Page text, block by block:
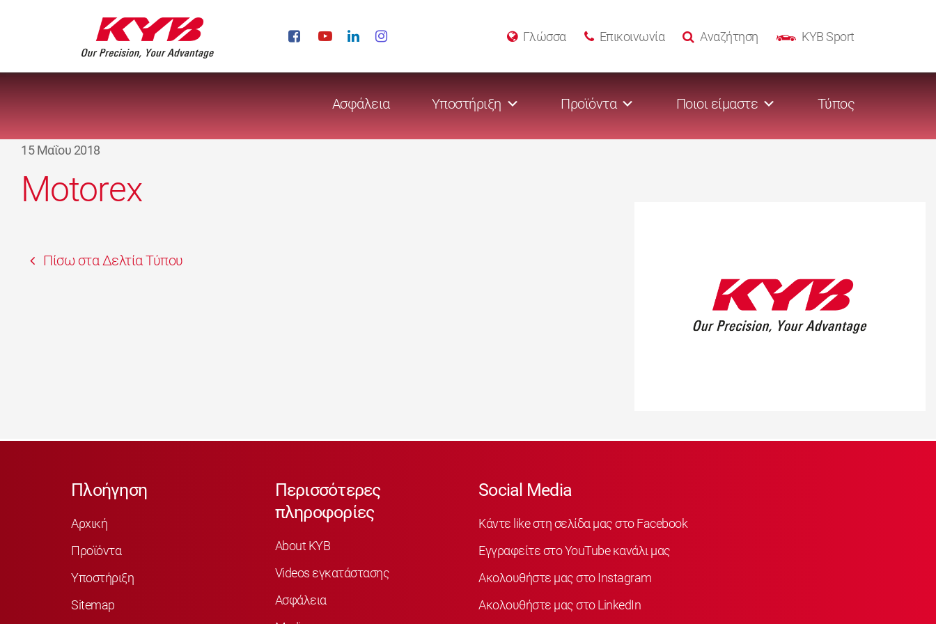
KYB Sport
Αναζήτηση
Επικοινωνία
Γλώσσα
Ασφάλεια Υποστήριξη Προϊόντα Ποιοι είμαστε Τύπος
15 Μαΐου 2018
Motorex
Πίσω στα Δελτία Τύπου
Πλοήγηση
Αρχική
Προϊόντα
Υποστήριξη
Sitemap
Περισσότερες
πληροφορίες
About KYB
Videos εγκατάστασης
Ασφάλεια
Social Media
Κάντε like στη σελίδα μας στο Facebook
Εγγραφείτε στο YouTube κανάλι μας
Ακολουθήστε μας στο Instagram
Ακολουθήστε μας στο LinkedIn